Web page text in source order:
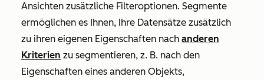
Ansichten zusätzliche Filteroptionen. Segmente
ermöglichen es Ihnen, Ihre Datensätze zusätzlich
zu ihren eigenen Eigenschaften nach anderen
Kriterien zu segmentieren, z. B. nach den
Eigenschaften eines anderen Objekts,